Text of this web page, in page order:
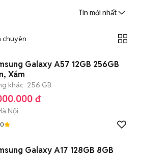
giao dịch nhanh chóng khi đạt được
Tin mới nhất
chuyên
Galaxy A57 12GB 256GB
Xám
khác 256 GB
đ
Nội
Galaxy A17 128GB 8GB